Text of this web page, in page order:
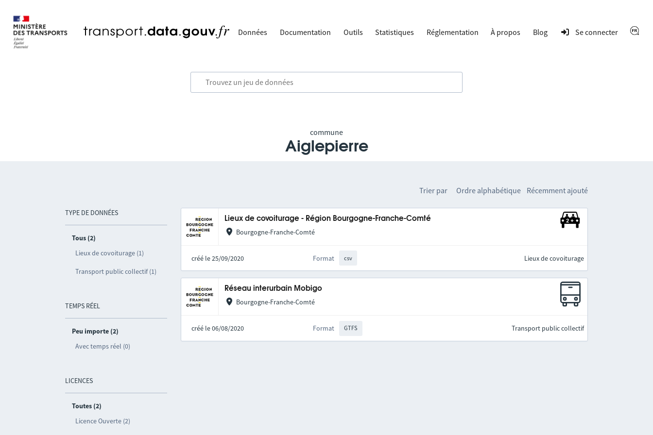
Données Documentation Outils Statistiques Réglementation À propos Blog Se connecter
commune
Aiglepierre
TYPE DE DONNÉES
Tous (2)
Lieux de covoiturage (1)
Transport public collectif (1)
TEMPS RÉEL
Peu importe (2)
Avec temps réel (0)
LICENCES
Toutes (2)
Licence Ouverte (2)
Trier par Ordre alphabétique Récemment ajouté
Lieux de covoiturage - Région Bourgogne-Franche-Comté
Bourgogne-Franche-Comté
créé le 25/09/2020 Format csv Lieux de covoiturage
Réseau interurbain Mobigo
Bourgogne-Franche-Comté
créé le 06/08/2020 Format GTFS Transport public collectif